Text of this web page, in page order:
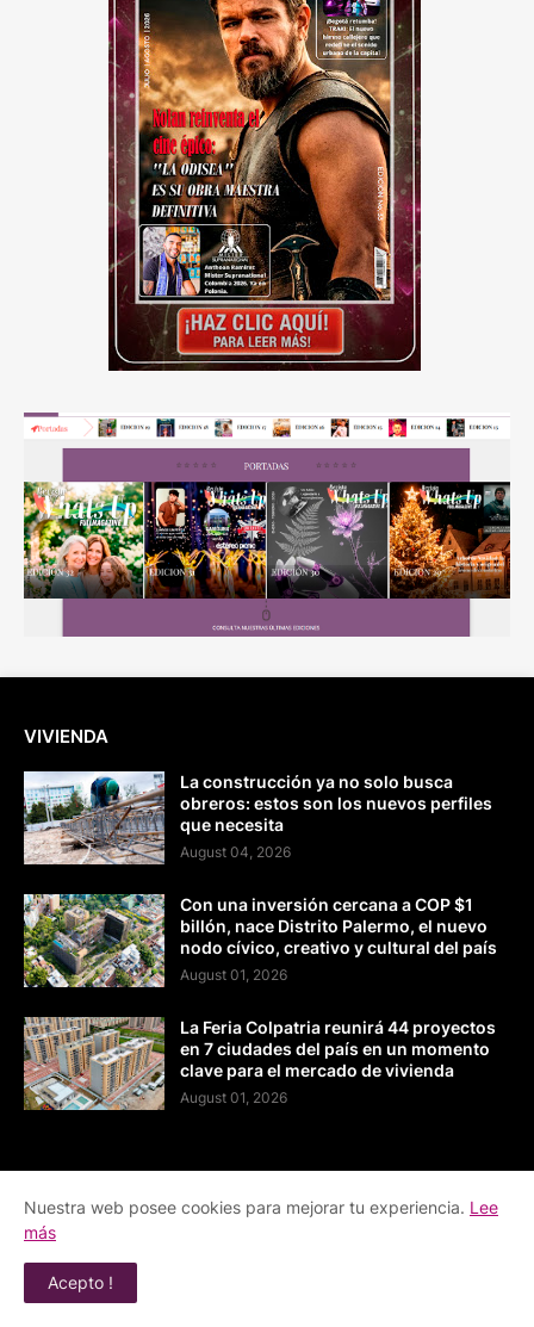
VIVIENDA
La construcción ya no solo busca
obreros: estos son los nuevos perfiles
que necesita
August 04, 2026
Con una inversión cercana a COP $1
billón, nace Distrito Palermo, el nuevo
nodo cívico, creativo y cultural del país
August 01, 2026
La Feria Colpatria reunirá 44 proyectos
en 7 ciudades del país en un momento
clave para el mercado de vivienda
August 01, 2026
tecnología, actualidad, medio ambiente,
sostenibilidad, motor, turismo, gastronomía, negocios
Nuestra web posee cookies para mejorar tu experiencia. Lee
más
Acepto !